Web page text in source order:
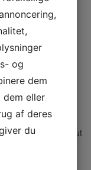
Bothorp,
om
som
brutit ut
då och började
og
dem
dem eller
af deres
du